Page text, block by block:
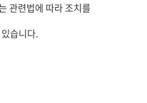
관련법에 따라 조치를
습니다.